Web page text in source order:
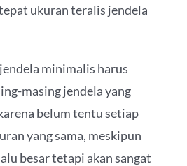
ukuran teralis jendela
minimalis harus
masing jendela yang
belum tentu setiap
yang sama, meskipun
besar tetapi akan sangat